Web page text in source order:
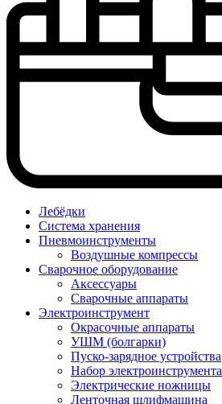
Лебёдки
Система хранения
Пневмоинструменты
Воздушные компрессы
Сварочное оборудование
Аксессуары
Сварочные аппараты
Электроинструмент
Окрасочные аппараты
УШМ (болгарки)
Пуско-зарядное устройства
Набор электроинструмента
Электрические ножницы
Ленточная шлифмашина